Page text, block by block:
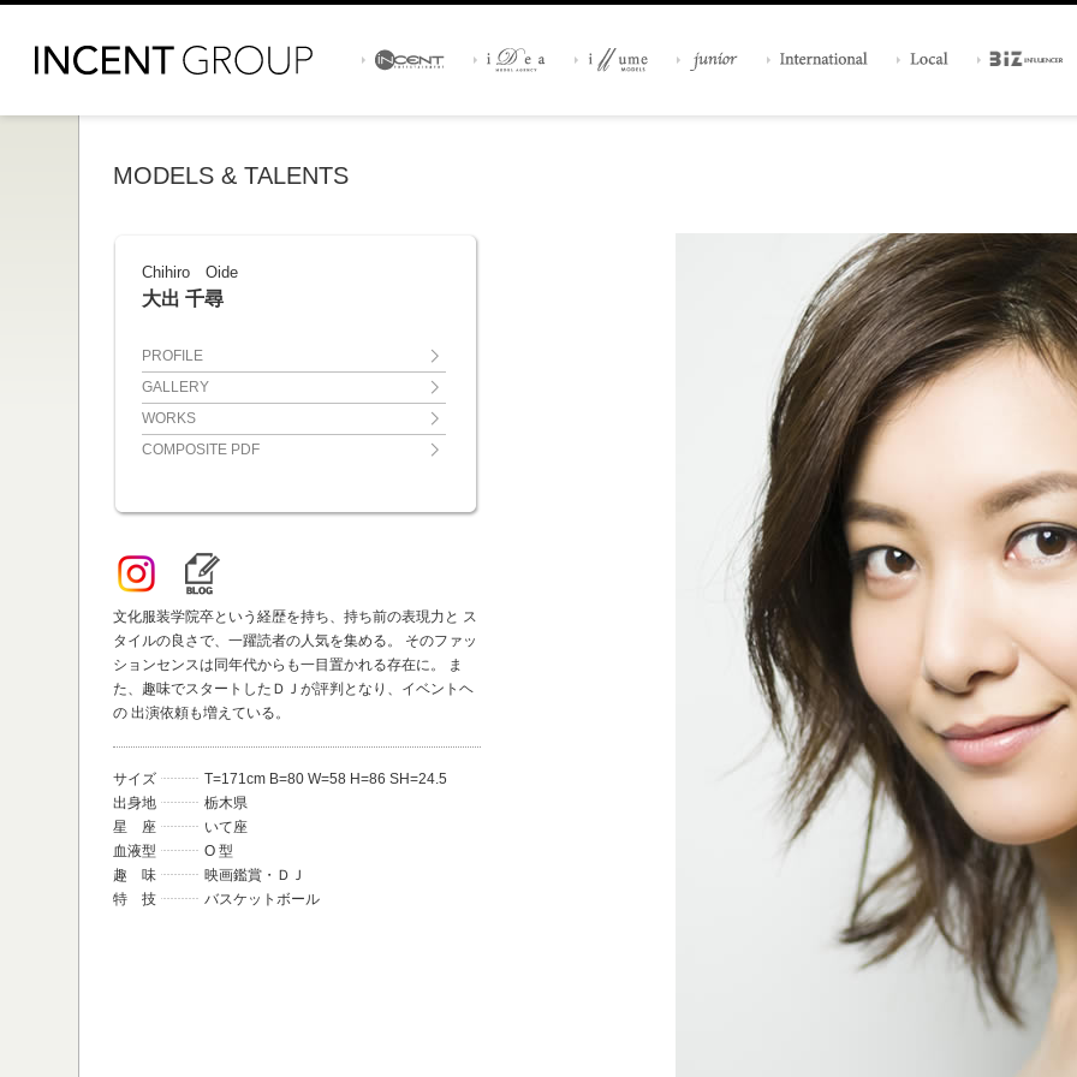
MODELS & TALENTS
Chihiro Oide
大出 千尋
PROFILE
GALLERY
WORKS
COMPOSITE PDF
文化服装学院卒という経歴を持ち、持ち前の表現力と ス
タイルの良さで、一躍読者の人気を集める。 そのファッ
ションセンスは同年代からも一目置かれる存在に。 ま
た、趣味でスタートしたＤＪが評判となり、イベントヘ
の 出演依頼も増えている。
サイズ
T=171cm B=80 W=58 H=86 SH=24.5
出身地
栃木県
星 座
いて座
血液型
O 型
趣 味
映画鑑賞・ＤＪ
特 技
バスケットボール